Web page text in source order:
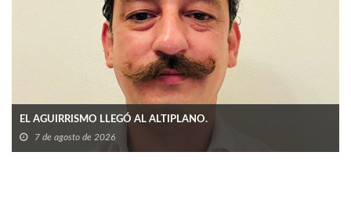
EL AGUIRRISMO LLEGÓ AL ALTIPLANO.
7 de agosto de 2026